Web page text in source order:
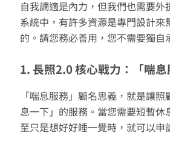
自我調適是內力，但我們也需要外
系統中，有許多資源是專門設計來
的。請您務必善用，您不需要獨自
1. 長照2.0 核心戰力：「喘息
「喘息服務」顧名思義，就是讓
息一下」的服務。當您需要短暫休
至只是想好好睡一覺時，就可以申